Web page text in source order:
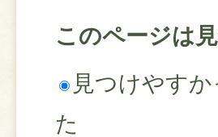
このページは
見つけやすか
た